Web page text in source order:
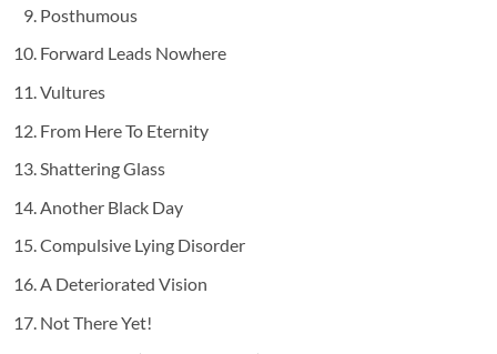
Posthumous
Forward Leads Nowhere
Vultures
From Here To Eternity
Shattering Glass
Another Black Day
Compulsive Lying Disorder
A Deteriorated Vision
Not There Yet!